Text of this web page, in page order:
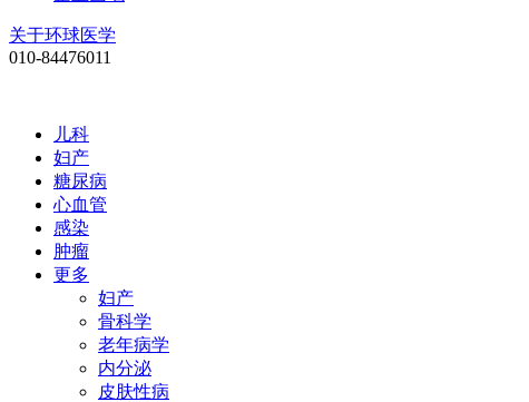
关于环球医学
010-84476011
儿科
妇产
糖尿病
心血管
感染
肿瘤
更多
妇产
骨科学
老年病学
内分泌
皮肤性病